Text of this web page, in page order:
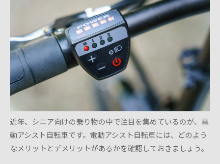
近年、シニア向けの乗り物の中で注目を集めているのが、電
動アシスト自転車です。電動アシスト自転車には、どのよう
なメリットとデメリットがあるかを確認しておきましょう。